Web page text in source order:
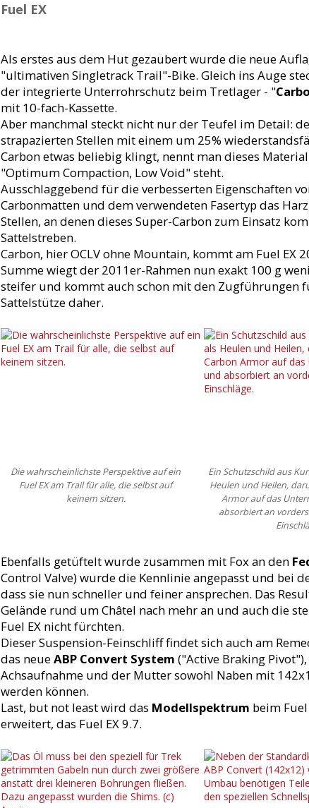
Fuel EX
Als erstes aus dem Hut gezaubert wurde die neue
"ultimativen Singletrack Trail"-Bike. Gleich ins Auge
der integrierte Unterrohrschutz beim Tretlager - "
mit 10-fach-Kassette.
Aber manchmal steckt nicht nur der Teufel im Detail:
strapazierten Stellen mit einem um 25%
Carbon etwas beliebig klingt, nennt man dieses
"Optimum Compaction, Low Void" steht.
Ausschlaggebend für die verbesserten Eigenschaften
Carbonmatten und dem verwendeten Fasertyp das
Stellen, an denen dieses Super-Carbon zum Einsatz
Sattelstreben.
Carbon, hier OCLV ohne Mountain, kommt am Fuel EX
Summe wiegt der 2011er-Rahmen nun exakt 100 g
steifer und kommt auch schon mit den Zugführungen
Sattelstütze daher.
Die wahrscheinlichste Perspektive auf ein
Fuel EX am Trail für alle, die selbst auf
keinem sitzen.
Ein Schutzschild aus
Heulen und Heilen,
Armor auf das
absorbiert an
Ebenfalls getüftelt wurde zusammen mit Fox an den
Control Valve) wurde die Kennlinie angepasst und bei
dass sie nun schneller und feiner ansprechen. Das
Gelände rund um Châtel nach mehr an und auch die
Fuel EX nicht fürchten.
Dieser Suspension-Feinschliff findet sich auch am
das neueABP Convert System ("Active Braking
Achsaufnahme und der Mutter sowohl Naben mit
werden können.
Last, but not least wird das Modellspektrum beim
erweitert, das Fuel EX 9.7.